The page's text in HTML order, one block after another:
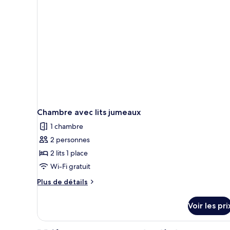
Chambre avec lits jumeaux
1 chambre
2 personnes
2 lits 1 place
Wi-Fi gratuit
Plus de détails
Plus
le
type
Voir les